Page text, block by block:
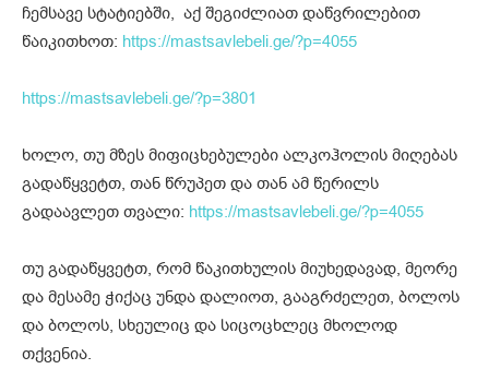
ჩემსავე სტატიებში, აქ შეგიძლიათ დაწვრილებით
წაიკითხოთ: https://mastsavlebeli.ge/?p=4055
https://mastsavlebeli.ge/?p=3801
ხოლო, თუ მზეს მიფიცხებულები ალკოჰოლის მიღებას
გადაწყვეტთ, თან წრუპეთ და თან ამ წერილს
გადაავლეთ თვალი: https://mastsavlebeli.ge/?p=4055
თუ გადაწყვეტთ, რომ წაკითხულის მიუხედავად, მეორე
და მესამე ჭიქაც უნდა დალიოთ, გააგრძელეთ, ბოლოს
და ბოლოს, სხეულიც და სიცოცხლეც მხოლოდ
თქვენია.